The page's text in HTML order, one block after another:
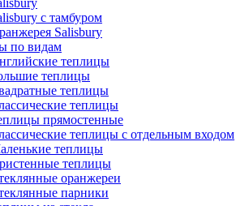
с тамбуром
Salisbury
по видам
теплицы
теплицы
теплицы
теплицы
прямостенные
теплицы с отдельным входом
теплицы
теплицы
оранжереи
парники